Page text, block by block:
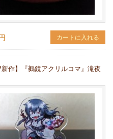
カートに入れる
新作】『鵺鏡アクリルコマ』滝夜